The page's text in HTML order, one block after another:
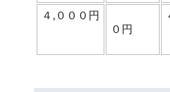
４,０００円
０円